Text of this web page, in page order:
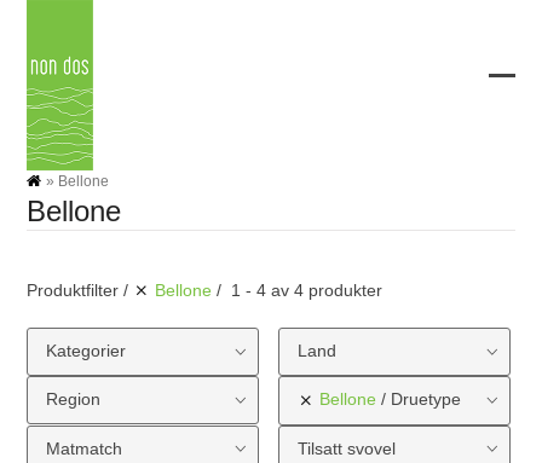
content
» Bellone
Bellone
Produktfilter Bellone 1 - 4 av 4 produkter
Kategorier Land
Region Bellone Druetype
Matmatch Tilsatt svovel